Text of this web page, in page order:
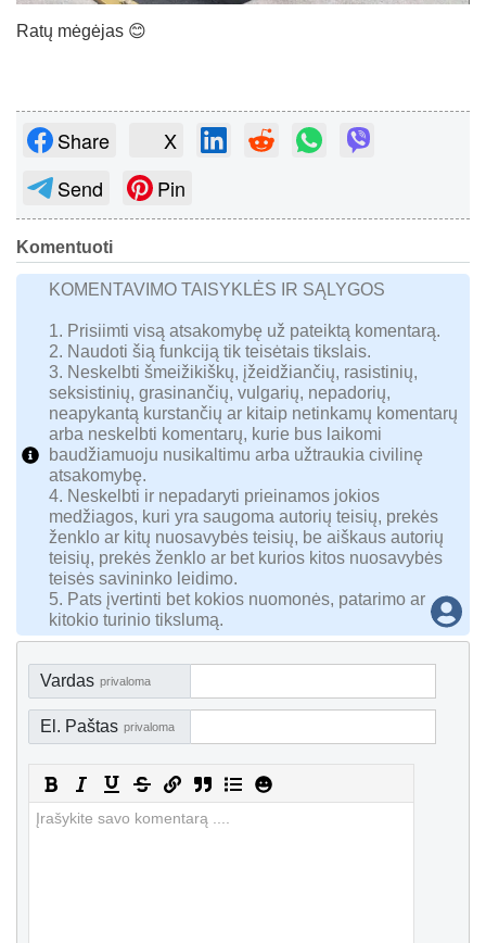
Ratų mėgėjas 😊
Share
X
Send
Pin
Komentuoti
KOMENTAVIMO TAISYKLĖS IR SĄLYGOS
1. Prisiimti visą atsakomybę už pateiktą komentarą.
2. Naudoti šią funkciją tik teisėtais tikslais.
3. Neskelbti šmeižikiškų, įžeidžiančių, rasistinių,
seksistinių, grasinančių, vulgarių, nepadorių,
neapykantą kurstančių ar kitaip netinkamų komentarų
arba neskelbti komentarų, kurie bus laikomi
baudžiamuoju nusikaltimu arba užtraukia civilinę
atsakomybę.
4. Neskelbti ir nepadaryti prieinamos jokios
medžiagos, kuri yra saugoma autorių teisių, prekės
ženklo ar kitų nuosavybės teisių, be aiškaus autorių
teisių, prekės ženklo ar bet kurios kitos nuosavybės
teisės savininko leidimo.
5. Pats įvertinti bet kokios nuomonės, patarimo ar
kitokio turinio tikslumą.
Vardas privaloma
El. Paštas privaloma